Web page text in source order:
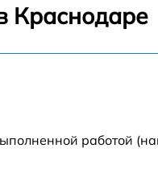
Краснодаре
работой